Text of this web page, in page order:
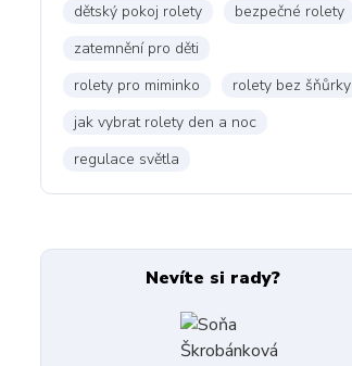
dětský pokoj rolety
bezpečné rolety
zatemnění pro děti
rolety pro miminko
rolety bez šňůrky
jak vybrat rolety den a noc
regulace světla
Nevíte si rady?